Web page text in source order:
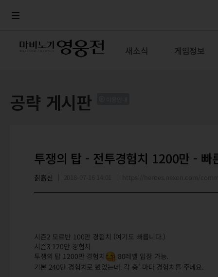
새소식 게임정보
공략 게시판
투쟁의 탑 - 전투경험치 1200만 - 빠
칡흙신
시즌2 모르반 100만 경험치 (여기도 빠릅니다.)
시즌3 120만 경험치
투쟁의 탑 1200만 경험치
80레벨 입장 가능.
기본 240만 경험치로 봤었는데. 각 층' 마다 경험치를 주네요.